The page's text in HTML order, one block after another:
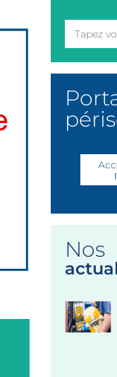
Nos